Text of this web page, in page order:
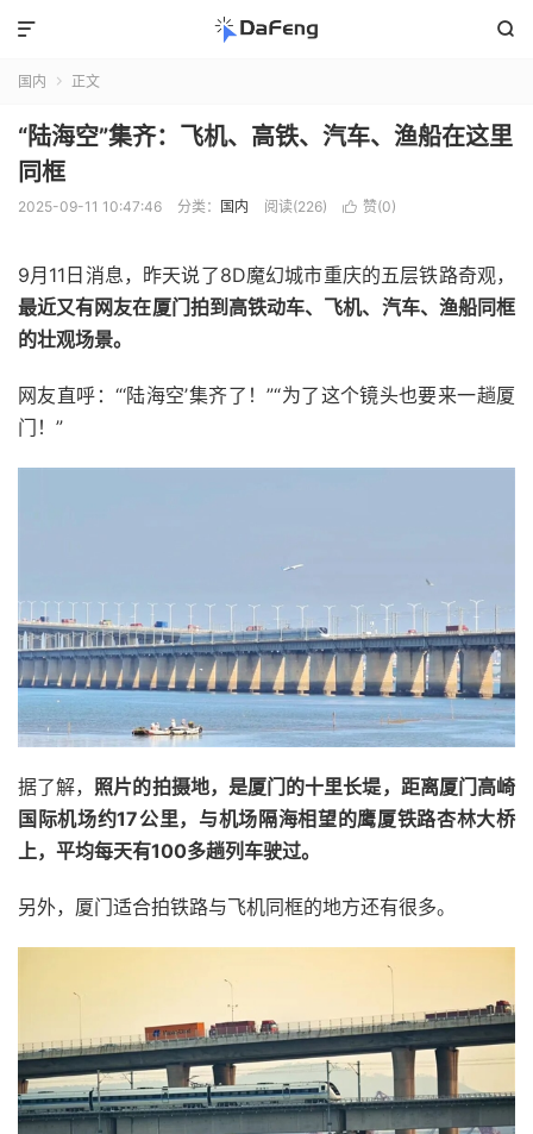


国内  正文
“陆海空”集齐：飞机、高铁、汽车、渔船在这里
同框
2025-09-11 10:47:46 分类： 国内 阅读(226)  赞(0)
9月11日消息，昨天说了8D魔幻城市重庆的五层铁路奇观，
最近又有网友在厦门拍到高铁动车、飞机、汽车、渔船同框
的壮观场景。
网友直呼：“‘陆海空’集齐了！”“为了这个镜头也要来一趟厦
门！”
据了解， 照片的拍摄地，是厦门的十里长堤，距离厦门高崎
国际机场约17公里，与机场隔海相望的鹰厦铁路杏林大桥
上，平均每天有100多趟列车驶过。
另外，厦门适合拍铁路与飞机同框的地方还有很多。